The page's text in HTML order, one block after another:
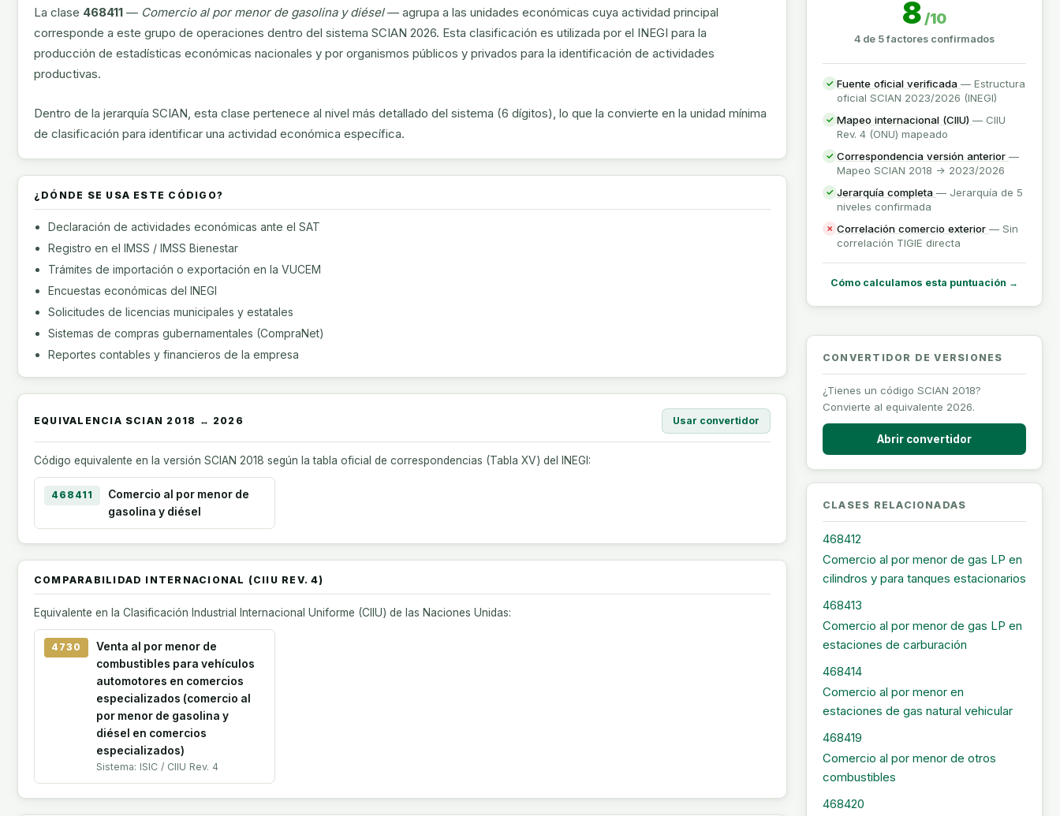
La clase 468411 — Comercio al por menor de gasolina y diésel— agrupa a las unidades económicas cuya actividad principal
corresponde a este grupo de operaciones dentro del sistema SCIAN 2026. Esta clasificación es utilizada por el INEGI para la
producción de estadísticas económicas nacionales y por organismos públicos y privados para la identificación de actividades
productivas.
Dentro de la jerarquía SCIAN, esta clase pertenece al nivel más detallado del sistema (6 dígitos), lo que la convierte en la unidad mínima
de clasificación para identificar una actividad económica específica.
¿DÓNDE SE USA ESTE CÓDIGO?
Declaración de actividades económicas ante el SAT
Registro en el IMSS / IMSS Bienestar
Trámites de importación o exportación en la VUCEM
Encuestas económicas del INEGI
Solicitudes de licencias municipales y estatales
Sistemas de compras gubernamentales (CompraNet)
Reportes contables y financieros de la empresa
EQUIVALENCIA SCIAN 2018 ↔ 2026 Usar convertidor
Código equivalente en la versión SCIAN 2018 según la tabla oficial de correspondencias (Tabla XV) del INEGI:
468411
Comercio al por menor de
gasolina y diésel
COMPARABILIDAD INTERNACIONAL (CIIU REV. 4)
Equivalente en la Clasificación Industrial Internacional Uniforme (CIIU) de las Naciones Unidas:
4730
Venta al por menor de
combustibles para vehículos
automotores en comercios
especializados (comercio al
por menor de gasolina y
diésel en comercios
especializados)
Sistema: ISIC / CIIU Rev. 4
8 /10
4 de 5 factores confirmados
✓ Fuente oficial verificada — Estructura
oficial SCIAN 2023/2026 (INEGI)
✓ Mapeo internacional (CIIU) — CIIU
Rev. 4 (ONU) mapeado
✓ Correspondencia versión anterior —
Mapeo SCIAN 2018 -> 2023/2026
✓ Jerarquía completa — Jerarquía de 5
niveles confirmada
✗ Correlación comercio exterior — Sin
correlación TIGIE directa
Cómo calculamos esta puntuación →
CONVERTIDOR DE VERSIONES
¿Tienes un código SCIAN 2018?
Convierte al equivalente 2026.
Abrir convertidor
CLASES RELACIONADAS
468412
Comercio al por menor de gas LP en
cilindros y para tanques estacionarios
468413
Comercio al por menor de gas LP en
estaciones de carburación
468414
Comercio al por menor en
estaciones de gas natural vehicular
468419
Comercio al por menor de otros
combustibles
468420